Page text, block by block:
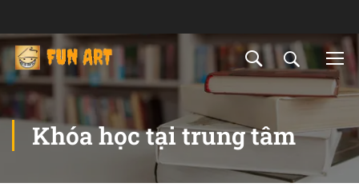
Khóa học tại trung tâm